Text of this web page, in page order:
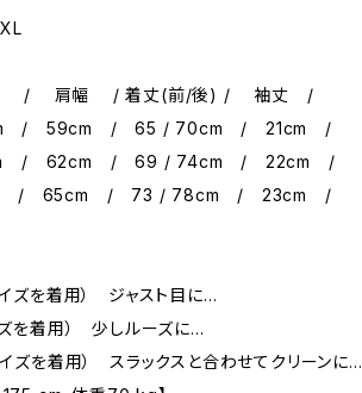
XL
幅 / 着丈(前/後) / 袖丈 /
/ 59cm / 65 / 70cm / 21cm /
/ 62cm / 69 / 74cm / 22cm /
/ 65cm / 73 / 78cm / 23cm /
ズを着用） ジャスト目に…
ズを着用） 少しルーズに…
ズを着用） スラックスと合わせてクリーンに…